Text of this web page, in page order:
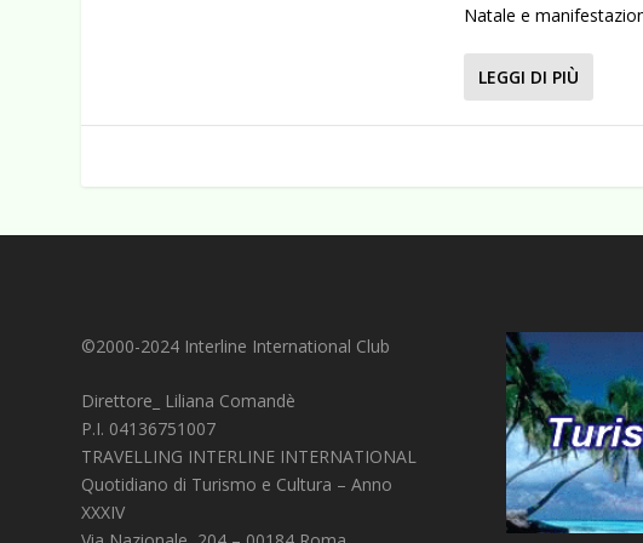
Natale e
LEGGI DI PIÙ
©2000-2024 Interline International Club
Direttore_ Liliana Comandè
P.I. 04136751007
TRAVELLING INTERLINE INTERNATIONAL
Quotidiano di Turismo e Cultura – Anno
XXXIV